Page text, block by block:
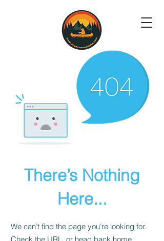
There’s Nothing
Here...
We can’t find the page you’re looking for.